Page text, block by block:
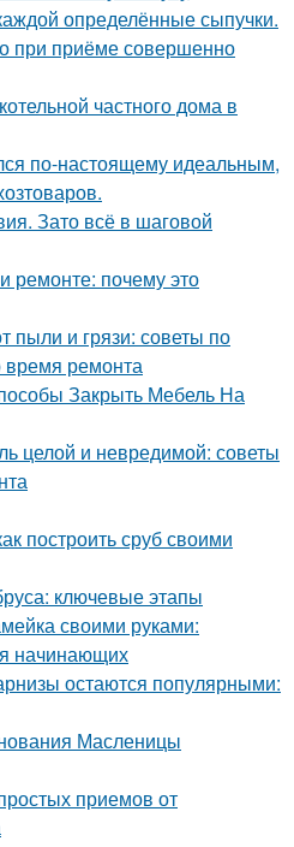
определённые сыпучки.
при приёме совершенно
частного дома в
по-настоящему идеальным,
Зато всё в шаговой
ремонте: почему это
пыли и грязи: советы по
время ремонта
Закрыть Мебель На
целой и невредимой: советы
построить сруб своими
ключевые этапы
своими руками:
начинающих
остаются популярными:
Масленицы
приемов от